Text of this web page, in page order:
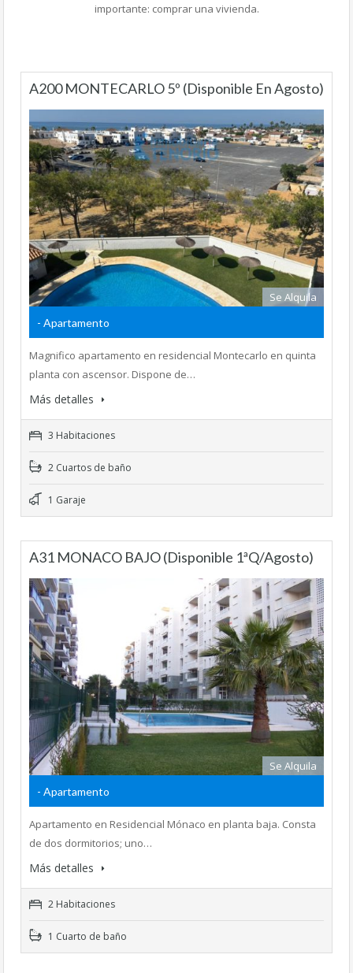
importante: comprar una vivienda.
A200 MONTECARLO 5º (Disponible En Agosto)
Se Alquila
- Apartamento
Magnifico apartamento en residencial Montecarlo en quinta
planta con ascensor. Dispone de…
Más detalles
3 Habitaciones
2 Cuartos de baño
1 Garaje
A31 MONACO BAJO (Disponible 1ªQ/Agosto)
Se Alquila
- Apartamento
Apartamento en Residencial Mónaco en planta baja. Consta
de dos dormitorios; uno…
Más detalles
2 Habitaciones
1 Cuarto de baño